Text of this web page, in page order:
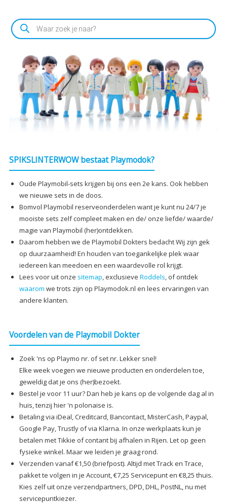
Producten
zoeken
SPIKSLINTERWOW bestaat Playmodok?
Oude Playmobil-sets krijgen bij ons een 2e kans. Ook hebben
we nieuwe sets in de doos.
Bomvol Playmobil reserveonderdelen want je kunt nu 24/7 je
mooiste sets zelf compleet maken en de/ onze liefde/ waarde/
magie van Playmobil (her)ontdekken.
Daarom hebben we de Playmobil Dokters bedacht Wij zijn gek
op duurzaamheid! En houden van toegankelijke plek waar
iedereen kan meedoen en een waardevolle rol krijgt.
Lees voor uit onze sitemap, exclusieve Roddels, of ontdek
waarom we trots zijn op Playmodok.nl en lees ervaringen van
andere klanten.
Voordelen van de Playmobil Dokter
Zoek 'ns op Playmo nr. of set nr. Lekker snel!
Elke week voegen we nieuwe producten en onderdelen toe,
geweldig dat je ons (her)bezoekt.
Bestel je voor 11 uur? Dan heb je kans op de volgende dag al in
huis, tenzij hier 'n polonaise is.
Betaling via iDeal, Creditcard, Bancontact, MisterCash, Paypal,
Google Pay, Trustly of via Klarna. In onze werkplaats kun je
betalen met Tikkie of contant bij afhalen in Rijen. Let op geen
fysieke winkel. Maar we leiden je graag rond.
Verzenden vanaf €1,50 (briefpost). Altijd met Track en Trace,
pakket te volgen in je Account, €7,25 Servicepunt en €8,25 thuis.
Kies zelf uit onze verzendpartners, DPD, DHL, PostNL, nu met
servicepuntkiezer.